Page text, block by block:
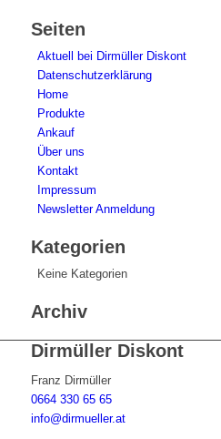
Seiten
Aktuell bei Dirmüller Diskont
Datenschutzerklärung
Home
Produkte
Ankauf
Über uns
Kontakt
Impressum
Newsletter Anmeldung
Kategorien
Keine Kategorien
Archiv
Dirmüller Diskont
Franz Dirmüller
0664 330 65 65
info@dirmueller.at